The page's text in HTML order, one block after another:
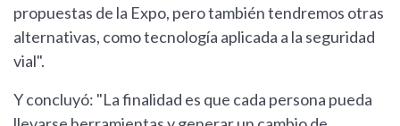
propuestas de la Expo, pero también tendremos otras
alternativas, como tecnología aplicada a la seguridad
vial".
Y concluyó: "La finalidad es que cada persona pueda